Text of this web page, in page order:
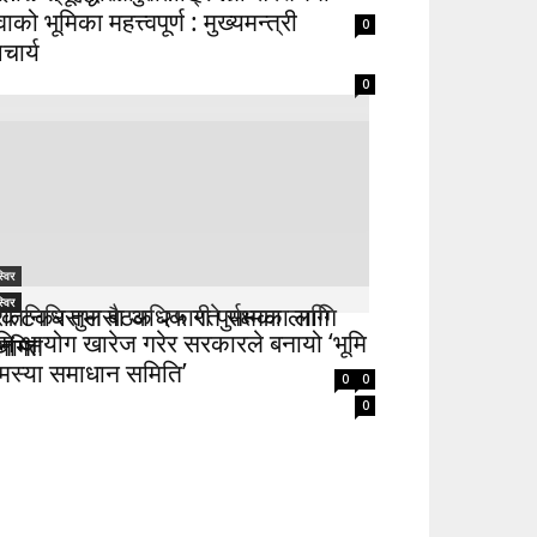
0
भूमिका महत्त्वपूर्ण : मुख्यमन्त्री
0
तुलसा अधिकारी पुर्पक्षका लागि
0
बैठक २५ गते सम्मका लागि
0
आयोग खारेज गरेर सरकारले बनायो ‘भूमि
समाधान समिति’
0